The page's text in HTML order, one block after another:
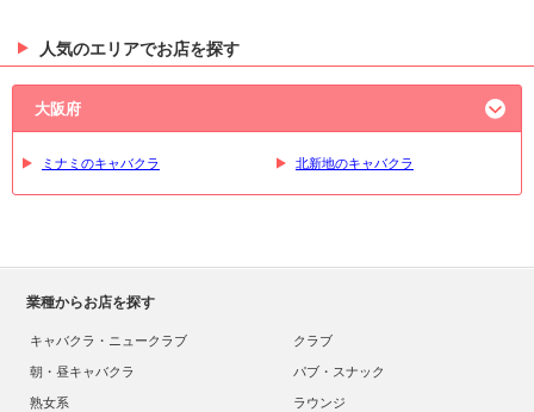
人気のエリアでお店を探す
大阪府
ミナミのキャバクラ 北新地のキャバクラ
業種からお店を探す
キャバクラ・ニュークラブ
クラブ
朝・昼キャバクラ
パブ・スナック
熟女系
ラウンジ